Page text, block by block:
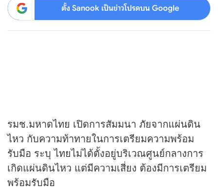
ตั้ง Sanook เป็นข่าวโปรดบน Google
รมช.มหาดไทย เปิดการสัมมนา ภัยจากแผ่นดิน
ไหว กับความท้าทายในการเตรียมความพร้อม
รับมือ ระบุ ไทยไม่ได้ตั้งอยู่บริเวณศูนย์กลางการ
เกิดแผ่นดินไหว แต่มีความเสี่ยง ต้องมีการเตรียม
พร้อมรับมือ